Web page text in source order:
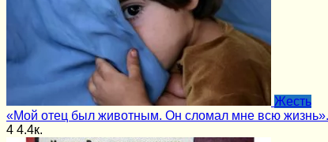
Жесть
«Мой отец был животным. Он сломал мне всю
4 4.4к.